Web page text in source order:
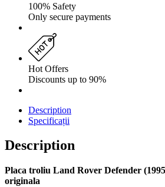
100% Safety
Only secure payments
Hot Offers
Discounts up to 90%
Description
Specificații
Description
Placa troliu Land Rover Defender
originala